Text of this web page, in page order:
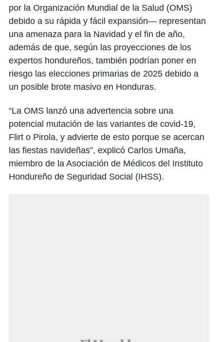
por la Organización Mundial de la Salud (OMS)
debido a su rápida y fácil expansión— representan
una amenaza para la Navidad y el fin de año,
además de que, según las proyecciones de los
expertos hondureños, también podrían poner en
riesgo las elecciones primarias de 2025 debido a
un posible brote masivo en Honduras.
“La OMS lanzó una advertencia sobre una
potencial mutación de las variantes de covid-19,
Flirt o Pirola, y advierte de esto porque se acercan
las fiestas navideñas”, explicó Carlos Umaña,
miembro de la Asociación de Médicos del Instituto
Hondureño de Seguridad Social (IHSS).